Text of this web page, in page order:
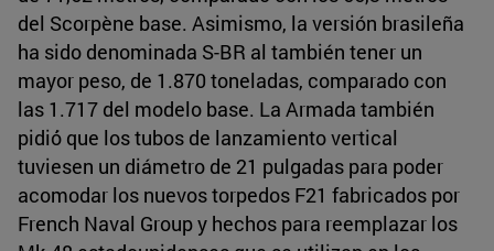
del Scorpène base. Asimismo, la versión brasileña
ha sido denominada S-BR al también tener un
mayor peso, de 1.870 toneladas, comparado con
las 1.717 del modelo base. La Armada también
pidió́ que los tubos de lanzamiento vertical
tuviesen un diámetro de 21 pulgadas para poder
acomodar los nuevos torpedos F21 fabricados por
French Naval Group y hechos para reemplazar los